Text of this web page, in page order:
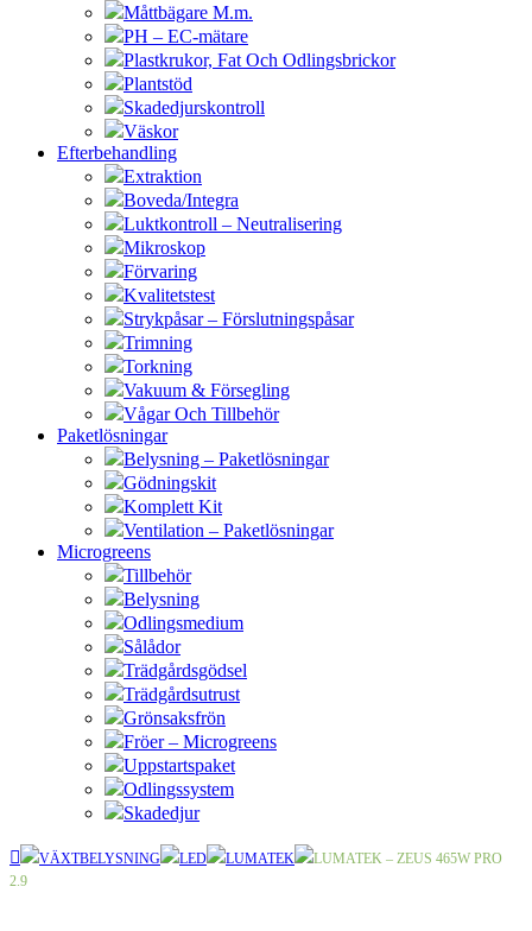
Måttbägare M.m.
PH – EC-mätare
Plastkrukor, Fat Och Odlingsbrickor
Plantstöd
Skadedjurskontroll
Väskor
Efterbehandling
Extraktion
Boveda/Integra
Luktkontroll – Neutralisering
Mikroskop
Förvaring
Kvalitetstest
Strykpåsar – Förslutningspåsar
Trimning
Torkning
Vakuum & Försegling
Vågar Och Tillbehör
Paketlösningar
Belysning – Paketlösningar
Gödningskit
Komplett Kit
Ventilation – Paketlösningar
Microgreens
Tillbehör
Belysning
Odlingsmedium
Sålådor
Trädgårdsgödsel
Trädgårdsutrust
Grönsaksfrön
Fröer – Microgreens
Uppstartspaket
Odlingssystem
Skadedjur
VÄXTBELYSNING LED LUMATEK
LUMATEK – ZEUS 465W PRO
2.9